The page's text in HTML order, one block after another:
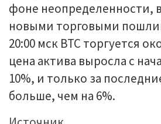
фоне неопределенности,
новыми торговыми
20:00 мск BTC торгуется
цена актива выросла с
10%, и только за
больше, чем на 6%.